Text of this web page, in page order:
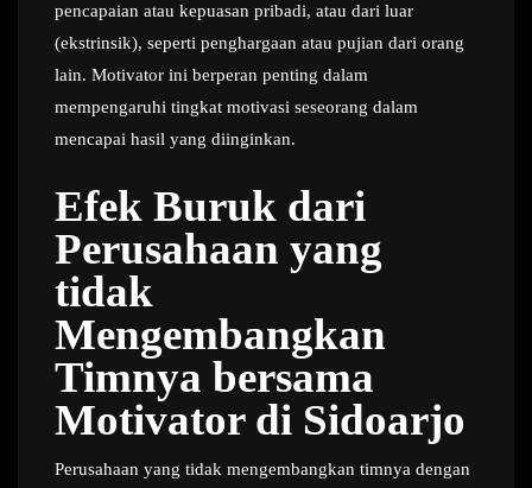
pencapaian atau kepuasan pribadi, atau dari luar
(ekstrinsik), seperti penghargaan atau pujian dari orang
lain. Motivator ini berperan penting dalam
mempengaruhi tingkat motivasi seseorang dalam
mencapai hasil yang diinginkan.
Efek Buruk dari
Perusahaan yang
tidak
Mengembangkan
Timnya bersama
Motivator di Sidoarjo
Perusahaan yang tidak mengembangkan timnya dengan